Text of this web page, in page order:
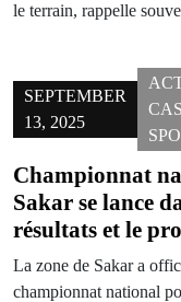
le terrain, rappelle
SEPTEMBER
13, 2025
Championnat
Sakar se lance
résultats et le
La zone de Sakar a
championnat national